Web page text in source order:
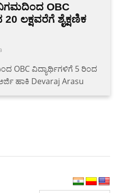
OBC
ಲಕ್ಷವರೆಗೆ ಶೈಕ್ಷಣಿಕ
OBC ವಿದ್ಯಾರ್ಥಿಗಳಿಗೆ 5 ರಿಂದ
ಹಾಕಿ Devaraj Arasu